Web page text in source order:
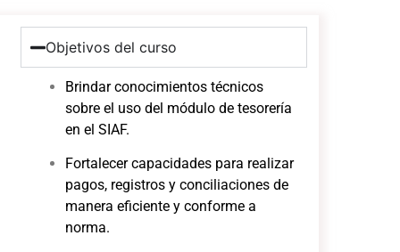
Objetivos del curso
Brindar conocimientos técnicos
sobre el uso del módulo de tesorería
en el SIAF.
Fortalecer capacidades para realizar
pagos, registros y conciliaciones de
manera eficiente y conforme a
norma.